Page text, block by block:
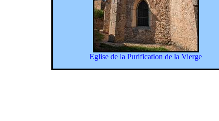
Eglise de la Purification de la Vierge